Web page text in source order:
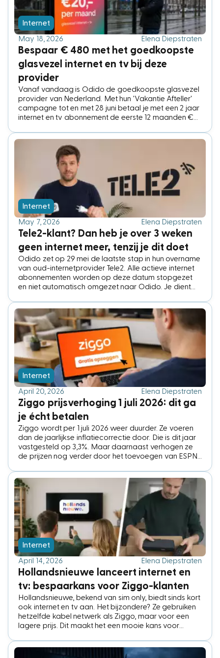
Internet
May 18, 2026
Elena Diepstraten
Bespaar € 480 met het goedkoopste
glasvezel internet en tv bij deze
provider
Vanaf vandaag is Odido de goedkoopste glasvezel
provider van Nederland. Met hun 'Vakantie Afteller'
campagne tot en met 28 juni betaal je met een 2 jaar
internet en tv abonnement de eerste 12 maanden €
beste kun doen.
Internet
May 7, 2026
Elena Diepstraten
Tele2-klant? Dan heb je over 3 weken
geen internet meer, tenzij je dit doet
Odido zet op 29 mei de laatste stap in hun overname
van oud-internetprovider Tele2. Alle actieve internet
abonnementen worden op deze datum stopgezet
en niet automatisch omgezet naar Odido. Je dient
Internet
April 20, 2026
Elena Diepstraten
Ziggo prijsverhoging 1 juli 2026: dit ga
je écht betalen
Ziggo wordt per 1 juli 2026 weer duurder. Ze voeren
dan de jaarlijkse inflatiecorrectie door. Die is dit jaar
vastgesteld op 3,3%. Maar daarnaast verhogen ze
de prijzen nog verder door het toevoegen van ESPN
Internet
April 14, 2026
Elena Diepstraten
Hollandsnieuwe lanceert internet en
tv: bespaarkans voor Ziggo-klanten
Hollandsnieuwe, bekend van sim only, biedt sinds kort
ook internet en tv aan. Het bijzondere? Ze gebruiken
hetzelfde kabel netwerk als Ziggo, maar voor een
lagere prijs. Dit maakt het een mooie kans voor